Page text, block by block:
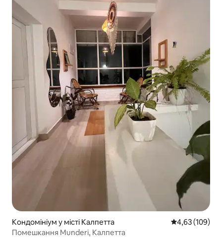
Кондомініум у місті Калпетта Середня
4,63 (109)
Помешкання Munderi, Калпетта